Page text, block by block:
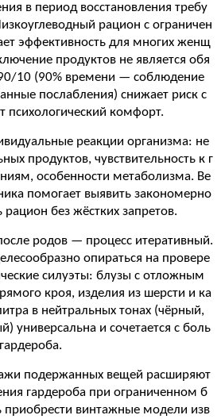
в период восстановления требу
рацион с ограничен
эффективность для многих женщ
продуктов не является обя
10 (90% времени — соблюдение
послабления) снижает риск с
психологический комфорт.
реакции организма: не
продуктов, чувствительность к г
особенности метаболизма. Ве
помогает выявить закономерно
рацион без жёстких запретов.
родов — процесс итеративный.
опираться на провере
силуэты: блузы с отложным
кроя, изделия из шерсти и ка
в нейтральных тонах (чёрный,
универсальна и сочетается с боль
подержанных вещей расширяют
гардероба при ограниченном б
винтажные модели изв